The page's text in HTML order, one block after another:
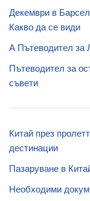
Декември в
Какво да се види
А Пътеводител за
Пътеводител за
съвети
Китай през
дестинации
Пазаруване в
Необходими